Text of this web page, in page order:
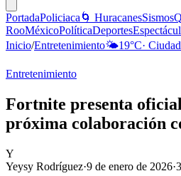
PortadaPoliciaca 🌀 HuracanesSismos
RooMéxicoPolíticaDeportes
Inicio/Entretenimiento🌤️19°C·
Entretenimiento
Fortnite presenta
próxima colaboración
Y
Yeysy Rodríguez·9 de enero de 2026·3